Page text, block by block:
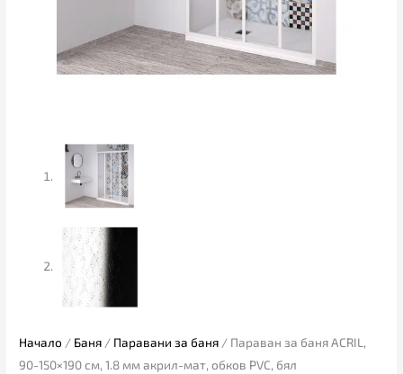
Начало / Баня / Паравани за баня / Параван за баня ACRIL,
90-150×190 см, 1.8 мм акрил-мат, обков PVC, бял